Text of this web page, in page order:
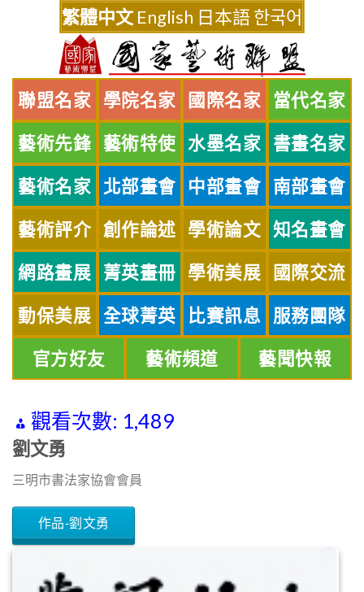
繁體中文 English 日本語한국어
聯盟名家 學院名家 國際名家 當代名家
藝術先鋒 藝術特使 水墨名家 書畫名家
藝術名家 北部畫會 中部畫會 南部畫會
藝術評介 創作論述 學術論文 知名畫會
網路畫展 菁英畫冊 學術美展 國際交流
動保美展 全球菁英 比賽訊息 服務團隊
官方好友 藝術頻道 藝聞快報
觀看次數: 1,489
劉文勇
三明市書法家協會會員
作品-劉文勇